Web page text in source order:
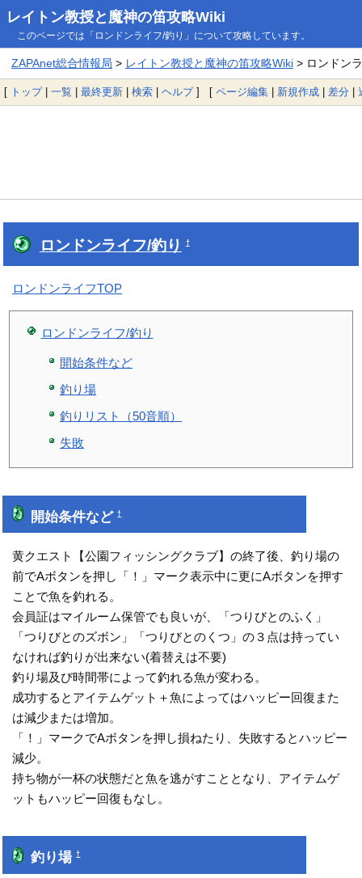
レイトン教授と魔神の笛攻略Wiki
このページでは「ロンドンライフ/釣り」について攻略しています。
ZAPAnet総合情報局 > レイトン教授と魔神の笛攻略Wiki> ロンドン
[ トップ| 一覧 | 最終更新 | 検索 | ヘルプ] [ ページ編集 | 新規作成 | 差分 |
ロンドンライフ/釣り †
ロンドンライフTOP
ロンドンライフ/釣り
開始条件など
釣り場
釣りリスト（50音順）
失敗
開始条件など†
黄クエスト【公園フィッシングクラブ】の終了後、釣り場の
前でAボタンを押し「！」マーク表示中に更にAボタンを押す
ことで魚を釣れる。
会員証はマイルーム保管でも良いが、「つりびとのふく」
「つりびとのズボン」「つりびとのくつ」の３点は持ってい
なければ釣りが出来ない(着替えは不要)
釣り場及び時間帯によって釣れる魚が変わる。
成功するとアイテムゲット＋魚によってはハッピー回復また
は減少または増加。
「！」マークでAボタンを押し損ねたり、失敗するとハッピー
減少。
持ち物が一杯の状態だと魚を逃がすこととなり、アイテムゲ
ットもハッピー回復もなし。
釣り場†